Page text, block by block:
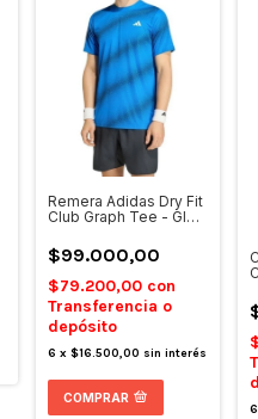
Remera Adidas Dry Fit
Club Graph Tee - Glow
$99.000,00
$79.200,00 con
Transferencia o
depósito
6 x $16.500,00 sin interés
COMPRAR
6